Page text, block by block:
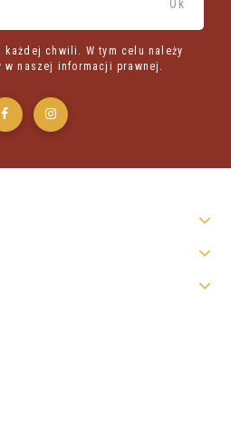
każdej chwili. W tym celu należy
w naszej informacji prawnej.